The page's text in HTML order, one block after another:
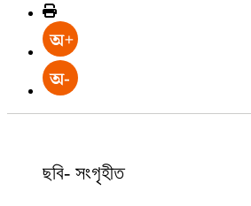
ছবি- সংগৃহীত